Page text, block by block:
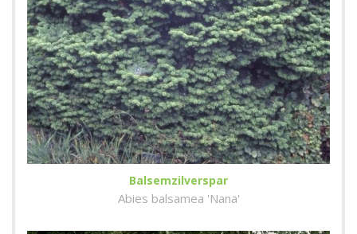
Balsemzilverspar
Abies balsamea 'Nana'